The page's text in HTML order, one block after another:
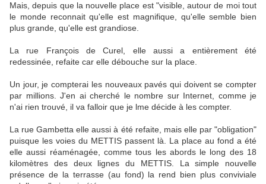
Mais, depuis que la nouvelle place est "visible, autour de moi tout
le monde reconnait qu'elle est magnifique, qu'elle semble bien
plus grande, qu'elle est grandiose.
La rue François de Curel, elle aussi a entièrement été
redessinée, refaite car elle débouche sur la place.
Un jour, je compterai les nouveaux pavés qui doivent se compter
par millions. J'en ai cherché le nombre sur Internet, comme je
n'ai rien trouvé, il va falloir que je lme décide à les compter.
La rue Gambetta elle aussi à été refaite, mais elle par "obligation"
puisque les voies du METTIS passent là. La place au fond a été
elle aussi réaménagée, comme tous les abords le long des 18
kilomètres des deux lignes du METTIS. La simple nouvelle
présence de la terrasse (au fond) la rend bien plus conviviale